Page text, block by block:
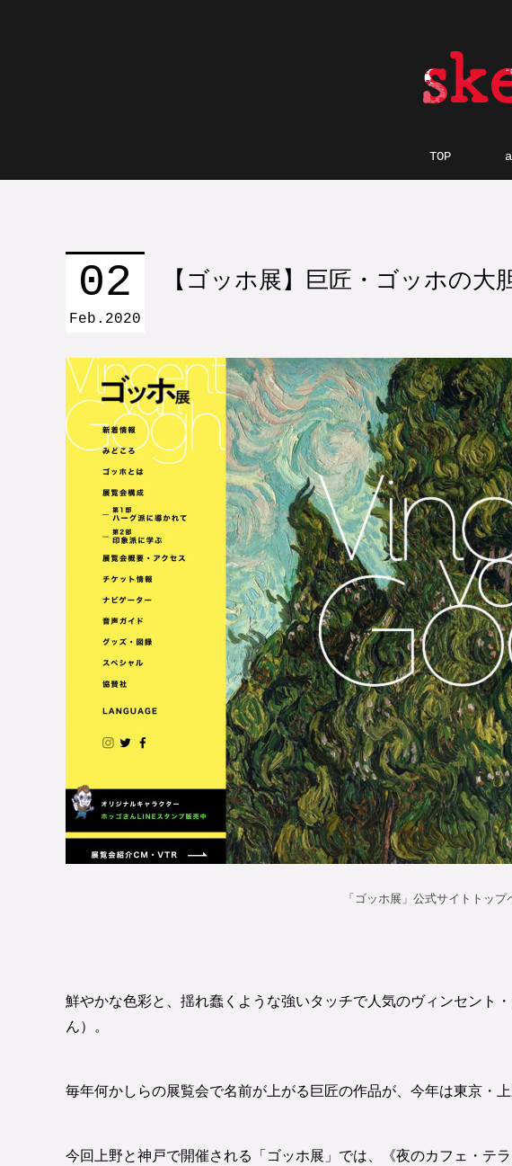
TOP
02
Feb 2020
【ゴッホ展】巨匠・ゴッホの
鮮やかな色彩と、揺れ蠢くような強いタッチで人気のヴィンセント
ん）。
毎年何かしらの展覧会で名前が上がる巨匠の作品が、今年は東京・
今回上野と神戸で開催される「ゴッホ展」では、《夜のカフェ・テ